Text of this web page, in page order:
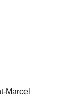
Marcel